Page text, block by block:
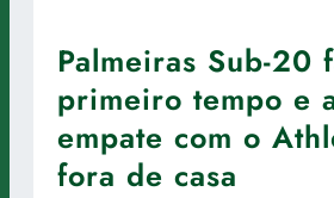
Palmeiras Sub-20
primeiro tempo e
empate com o
fora de casa